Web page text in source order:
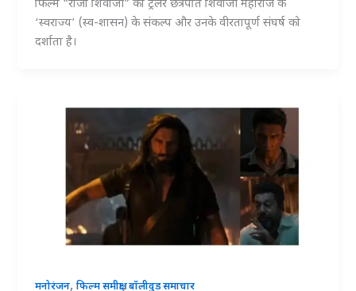
फिल्म “राजा शिवाजी” का ट्रेलर छत्रपति शिवाजी महाराज के
‘स्वराज्य’ (स्व-शासन) के संकल्प और उनके वीरतापूर्ण संघर्ष को
दर्शाता है।
मनोरंजन,फिल्म समीक्षा,बॉलीवुड समाचार